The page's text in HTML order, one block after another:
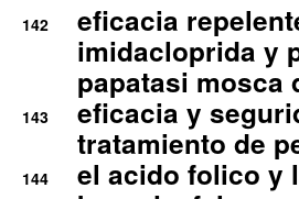
142
eficacia
imidacloprida y
papatasi mosca
143
eficacia y
tratamiento de
144
el acido folico y